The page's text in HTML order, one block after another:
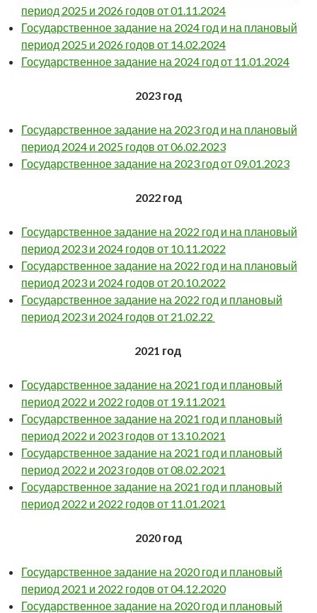
период 2025 и 2026 годов от 01.11.2024
Государственное задание на 2024 год и на плановый
период 2025 и 2026 годов от 14.02.2024
Государственное задание на 2024 год от 11.01.2024
2023 год
Государственное задание на 2023 год и на плановый
период 2024 и 2025 годов от 06.02.2023
Государственное задание на 2023 год от 09.01.2023
2022 год
Государственное задание на 2022 год и на плановый
период 2023 и 2024 годов от 10.11.2022
Государственное задание на 2022 год и на плановый
период 2023 и 2024 годов от 20.10.2022
Государственное задание на 2022 год и плановый
период 2023 и 2024 годов от 21.02.22
2021 год
Государственное задание на 2021 год и плановый
период 2022 и 2022 годов от 19.11.2021
Государственное задание на 2021 год и плановый
период 2022 и 2023 годов от 13.10.2021
Государственное задание на 2021 год и плановый
период 2022 и 2023 годов от 08.02.2021
Государственное задание на 2021 год и плановый
период 2022 и 2022 годов от 11.01.2021
2020 год
Государственное задание на 2020 год и плановый
период 2021 и 2022 годов от 04.12.2020
Государственное задание на 2020 год и плановый